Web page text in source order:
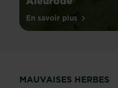
En savoir plus
MAUVAISES HERBES